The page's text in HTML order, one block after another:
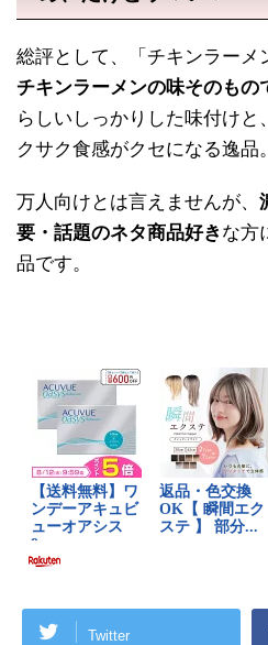
総評として、「チキンラーメ
チキンラーメンの味そのもの
らしいしっかりした味付け
クサク食感がクセになる逸品。
万人向けとは言えませんが、
要・話題のネタ商品好き な方
品です。
Twitter